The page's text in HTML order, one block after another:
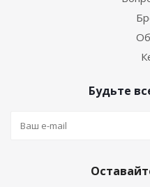
Будьте